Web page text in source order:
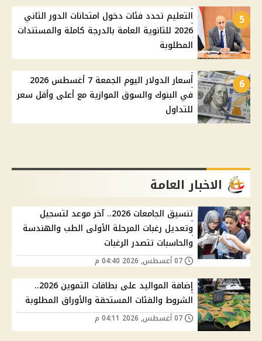
5
التعليم تحدد فئات دخول امتحانات الدور الثاني
2026 للثانوية العامة بالدرجة كاملة والمستندات
المطلوبة
6
أسعار الدولار اليوم الجمعة 7 أغسطس 2026
في البنوك والسوق الموازية مع أعلى وأقل سعر
للتداول
الاخبار العامة
تنسيق الجامعات 2026.. آخر موعد لتسجيل
وتعديل رغبات المرحلة الأولى الطب والهندسة
والحاسبات تتصدر الرغبات
إضافة المواليد على بطاقات التموين 2026..
الشروط والفئات المستحقة والأوراق المطلوبة